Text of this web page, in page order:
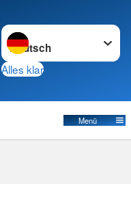
Sprache wechseln zu
Alles klar
Menü